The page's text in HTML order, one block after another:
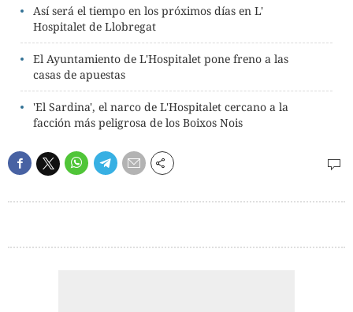
Así será el tiempo en los próximos días en L'
Hospitalet de Llobregat
El Ayuntamiento de L'Hospitalet pone freno a las
casas de apuestas
'El Sardina', el narco de L'Hospitalet cercano a la
facción más peligrosa de los Boixos Nois